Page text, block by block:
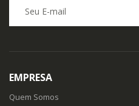
EMPRESA
Quem Somos